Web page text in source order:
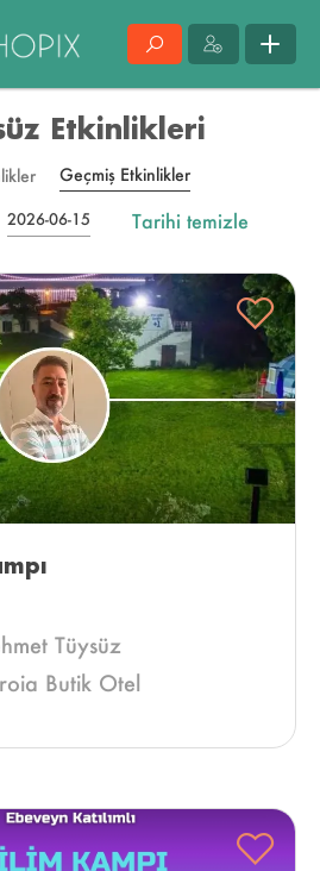
Etkinlikleri
Geçmiş Etkinlikler
2026-06-15 Tarihi temizle
Tüysüz
Butik Otel